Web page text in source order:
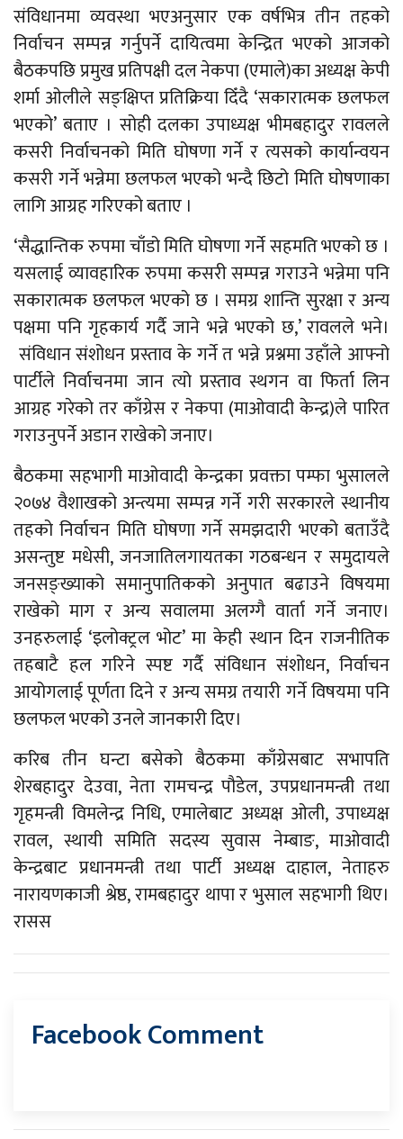
संविधानमा व्यवस्था भएअनुसार एक वर्षभित्र तीन तहको
निर्वाचन सम्पन्न गर्नुपर्ने दायित्वमा केन्द्रित भएको आजको
बैठकपछि प्रमुख प्रतिपक्षी दल नेकपा (एमाले)का अध्यक्ष केपी
शर्मा ओलीले सङ्क्षिप्त प्रतिक्रिया दिँदै ‘सकारात्मक छलफल
भएको’ बताए । सोही दलका उपाध्यक्ष भीमबहादुर रावलले
कसरी निर्वाचनको मिति घोषणा गर्ने र त्यसको कार्यान्वयन
कसरी गर्ने भन्नेमा छलफल भएको भन्दै छिटो मिति घोषणाका
लागि आग्रह गरिएको बताए ।
‘सैद्धान्तिक रुपमा चाँडो मिति घोषणा गर्ने सहमति भएको छ ।
यसलाई व्यावहारिक रुपमा कसरी सम्पन्न गराउने भन्नेमा पनि
सकारात्मक छलफल भएको छ । समग्र शान्ति सुरक्षा र अन्य
पक्षमा पनि गृहकार्य गर्दै जाने भन्ने भएको छ,’ रावलले भने।
संविधान संशोधन प्रस्ताव के गर्ने त भन्ने प्रश्नमा उहाँले आफ्नो
पार्टीले निर्वाचनमा जान त्यो प्रस्ताव स्थगन वा फिर्ता लिन
आग्रह गरेको तर काँग्रेस र नेकपा (माओवादी केन्द्र)ले पारित
गराउनुपर्ने अडान राखेको जनाए।
बैठकमा सहभागी माओवादी केन्द्रका प्रवक्ता पम्फा भुसालले
२०७४ वैशाखको अन्त्यमा सम्पन्न गर्ने गरी सरकारले स्थानीय
तहको निर्वाचन मिति घोषणा गर्ने समझदारी भएको बताउँदै
असन्तुष्ट मधेसी, जनजातिलगायतका गठबन्धन र समुदायले
जनसङ्ख्याको समानुपातिकको अनुपात बढाउने विषयमा
राखेको माग र अन्य सवालमा अलग्गै वार्ता गर्ने जनाए।
उनहरुलाई ‘इलोक्ट्रल भोट’ मा केही स्थान दिन राजनीतिक
तहबाटै हल गरिने स्पष्ट गर्दै संविधान संशोधन, निर्वाचन
आयोगलाई पूर्णता दिने र अन्य समग्र तयारी गर्ने विषयमा पनि
छलफल भएको उनले जानकारी दिए।
करिब तीन घन्टा बसेको बैठकमा काँग्रेसबाट सभापति
शेरबहादुर देउवा, नेता रामचन्द्र पौडेल, उपप्रधानमन्त्री तथा
गृहमन्त्री विमलेन्द्र निधि, एमालेबाट अध्यक्ष ओली, उपाध्यक्ष
रावल, स्थायी समिति सदस्य सुवास नेम्बाङ, माओवादी
केन्द्रबाट प्रधानमन्त्री तथा पार्टी अध्यक्ष दाहाल, नेताहरु
नारायणकाजी श्रेष्ठ, रामबहादुर थापा र भुसाल सहभागी थिए।
रासस
Facebook Comment